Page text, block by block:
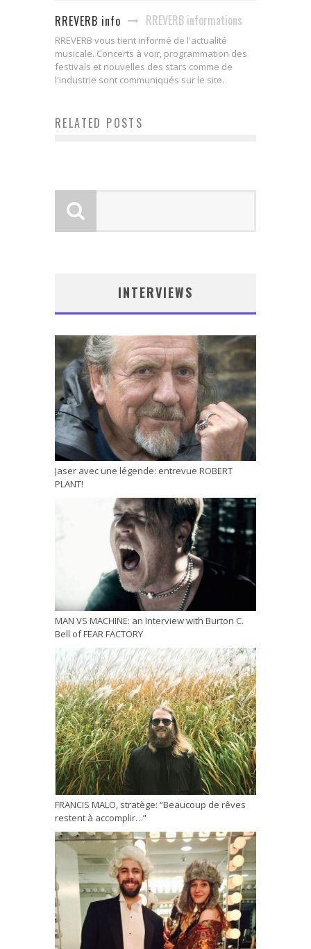
RREVERB info RREVERB informations
RREVERB vous tient informé de l'actualité
musicale. Concerts à voir, programmation des
festivals et nouvelles des stars comme de
l'industrie sont communiqués sur le site.
RELATED POSTS
Le retour des rousses du rock!
Top 5 Françaises les plus
INTERVIEWS
Jaser avec une légende: entrevue ROBERT
PLANT!
MAN VS MACHINE: an Interview with Burton C.
Bell of FEAR FACTORY
FRANCIS MALO, stratège: “Beaucoup de rêves
restent à accomplir…”